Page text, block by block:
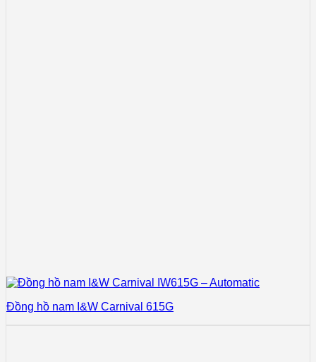
Đồng hồ nam I&W Carnival 615G